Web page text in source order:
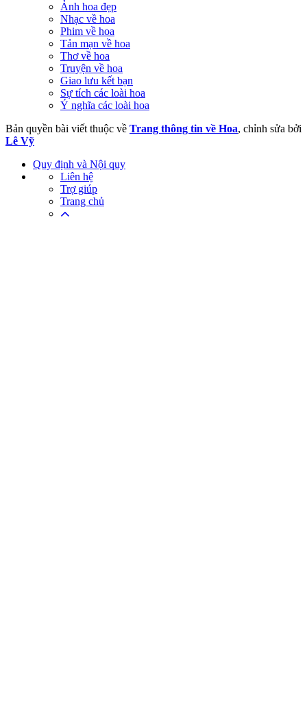
Ảnh hoa đẹp
Nhạc về hoa
Phim về hoa
Tản mạn về hoa
Thơ về hoa
Truyện về hoa
Giao lưu kết bạn
Sự tích các loài hoa
Ý nghĩa các loài hoa
Bản quyền bài viết thuộc về Trang thông tin về Hoa, chỉnh sửa bởi
Lê Vỹ
Quy định và Nội quy
Liên hệ
Trợ giúp
Trang chủ